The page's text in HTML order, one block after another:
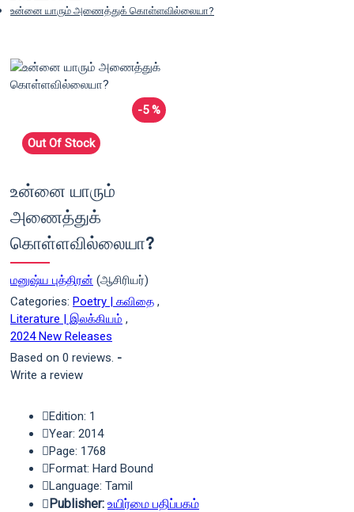
உன்னை யாரும் அணைத்துக் கொள்ளவில்லையா?
-5 %
Out Of Stock
உன்னை யாரும்
அணைத்துக்
கொள்ளவில்லையா?
மனுஷ்ய புத்திரன் (ஆசிரியர்)
Categories: Poetry | கவிதை ,
Literature | இலக்கியம் ,
2024 New Releases
Based on 0 reviews. -
Write a review
Edition: 1
Year: 2014
Page: 1768
Format: Hard Bound
Language: Tamil
Publisher: உயிர்மை பதிப்பகம்